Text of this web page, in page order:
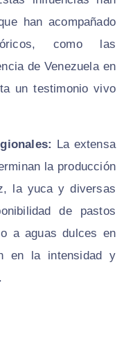
han acompañado
como las
de Venezuela en
un testimonio vivo
La extensa
la producción
la yuca y diversas
de pastos
a aguas dulces en
en la intensidad y